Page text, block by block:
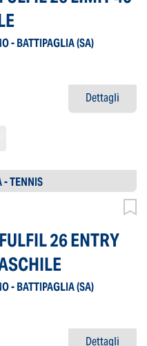
- BATTIPAGLIA(SA)
Dettagli
- TENNIS
26 ENTRY
- BATTIPAGLIA(SA)
Dettagli